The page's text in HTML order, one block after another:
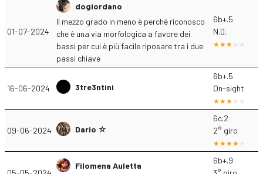
01-07-2024
dogiordano
Il mezzo grado in meno è perché riconosco
che è una via morfologica a favore dei
bassi per cui è più facile riposare tra i due
passi chiave
6b+.5
N.D.
16-06-2024 3tre3ntini
6b+.5
On-sight
09-06-2024 Dario ☆
6c.2
2° giro
Filomena Auletta
6b+.9